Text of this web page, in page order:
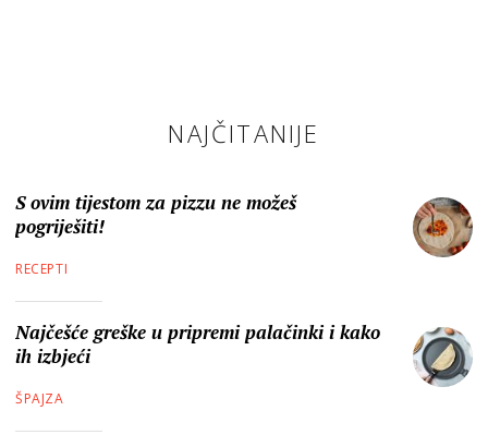
NAJČITANIJE
S ovim tijestom za pizzu ne možeš
pogriješiti!
RECEPTI
Najčešće greške u pripremi palačinki i kako
ih izbjeći
ŠPAJZA